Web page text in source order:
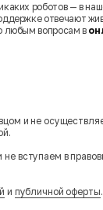
роботов — в
отвечают
любым вопросам в
и не
вступаем в
и публичной оферты.